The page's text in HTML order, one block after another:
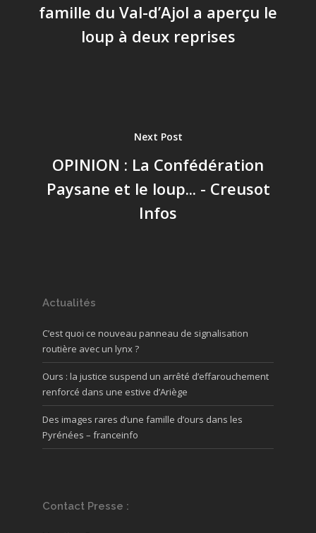
famille du Val-d’Ajol a aperçu le
loup à deux reprises
Next Post
OPINION : La Confédération
Paysane et le loup... - Creusot
Infos
Actualités
C’est quoi ce nouveau panneau de signalisation
routière avec un lynx ?
Ours : la justice suspend un arrêté d’effarouchement
renforcé dans une estive d’Ariège
Des images rares d’une famille d’ours dans les
Pyrénées – franceinfo
Contact Presse :